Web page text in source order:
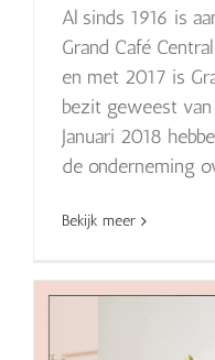
Al sinds 1916 is
Grand Café
en met 2017 is
bezit geweest
Januari 2018
de onderneming
Bekijk meer